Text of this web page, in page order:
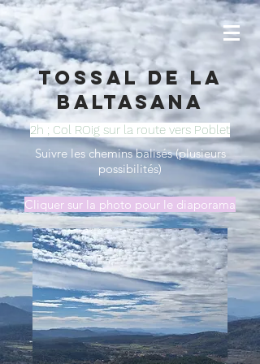
Tossal de la
Baltasana
2h ; Col ROig sur la route vers Poblet
Suivre les chemins balisés (plusieurs
possibilités)
Cliquer sur la photo pour le diaporama